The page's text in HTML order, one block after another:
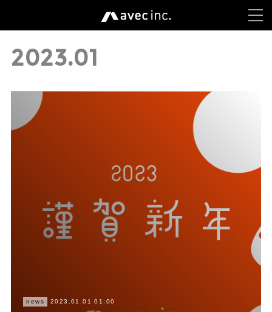
2023.01
news 2023.01.01 01:00